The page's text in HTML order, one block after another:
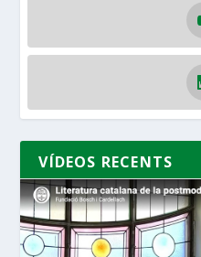
VÍDEOS RECENTS